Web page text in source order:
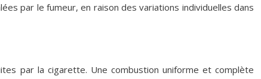
par le fumeur, en raison des variations individuelles dans
par la cigarette. Une combustion uniforme et complète